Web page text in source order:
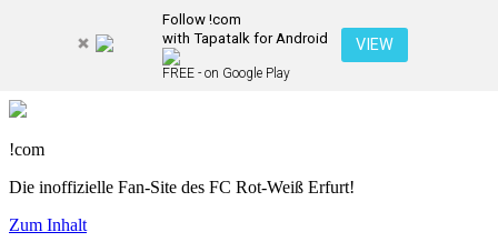
Follow !com
with Tapatalk for Android
FREE - on Google Play
VIEW
!com
Die inoffizielle Fan-Site des FC Rot-Weiß Erfurt!
Zum Inhalt